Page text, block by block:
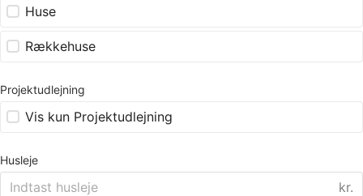
Huse
Rækkehuse
Projektudlejning
Vis kun Projektudlejning
Husleje
kr.